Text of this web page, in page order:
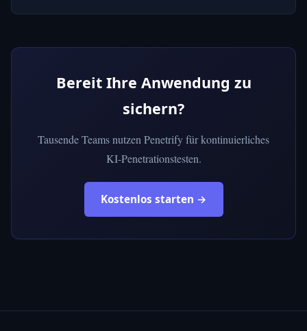
Bereit Ihre Anwendung zu
sichern?
Tausende Teams nutzen Penetrify für kontinuierliches
KI-Penetrationstesten.
Kostenlos starten →